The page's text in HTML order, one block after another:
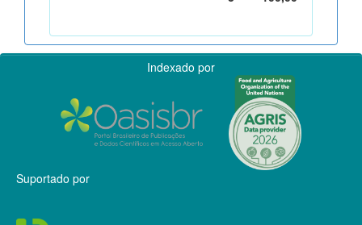
Indexado por
Suportado por